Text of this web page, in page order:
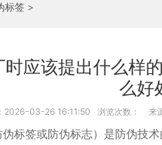
标签 >
时应该提出什么样
么好
2026-03-26 16:11:50 浏览次数： 来
标签或防伪标志）是防伪技术